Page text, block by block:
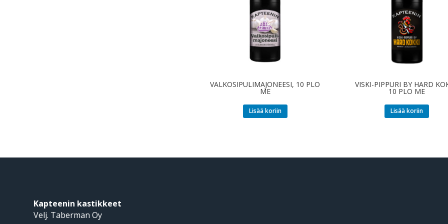
VALKOSIPULIMAJONEESI, 10 PLO
ME
Lisää koriin
VISKI-PIPPURI BY HARD
10 PLO ME
Lisää koriin
Kapteenin kastikkeet
Velj. Taberman Oy